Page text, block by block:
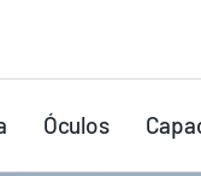
Óculos